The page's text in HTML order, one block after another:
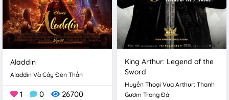
Aladdin
Aladdin Và Cây Đèn Thần
1 0 26700
King Arthur: Legend of the
Sword
Huyền Thoại Vua Arthur: Thanh
Gươm Trong Đá